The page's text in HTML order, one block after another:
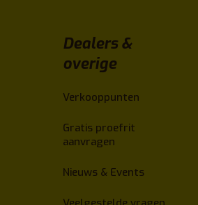
Dealers &
overige
Verkooppunten
Gratis proefrit
aanvragen
Nieuws & Events